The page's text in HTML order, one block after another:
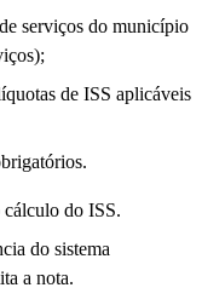
serviços do município
de ISS aplicáveis
cálculo do ISS.
do sistema
a nota.